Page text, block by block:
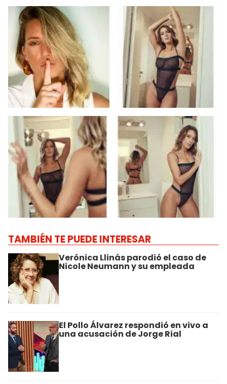
TAMBIÉN TE PUEDE INTERESAR
Verónica Llinás parodió el caso de
Nicole Neumann y su empleada
El Pollo Álvarez respondió en vivo a
una acusación de Jorge Rial